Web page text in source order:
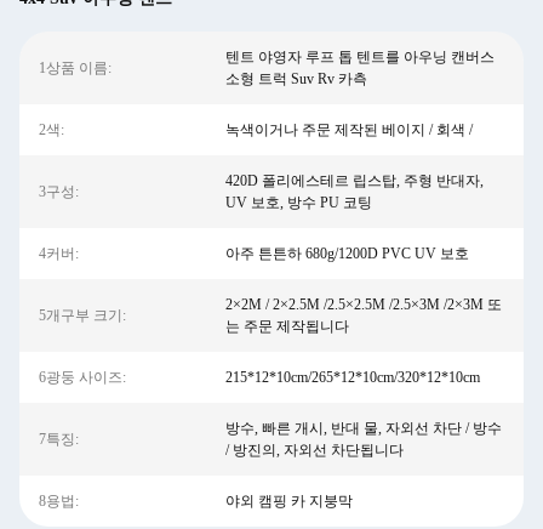
1상품 이름:
텐트 야영자 루프 톱 텐트를 아우닝 캔버스
소형 트럭 Suv Rv 카측
2색: 녹색이거나 주문 제작된 베이지 / 회색 /
3구성:
420D 폴리에스테르 립스탑, 주형 반대자,
UV 보호, 방수 PU 코팅
4커버: 아주 튼튼하 680g/1200D PVC UV 보호
5개구부 크기:
2×2M / 2×2.5M /2.5×2.5M /2.5×3M /2×3M 또
는 주문 제작됩니다
6광둥 사이즈: 215*12*10cm/265*12*10cm/320*12*10cm
7특징:
방수, 빠른 개시, 반대 물, 자외선 차단 / 방수
/ 방진의, 자외선 차단됩니다
8용법: 야외 캠핑 카 지붕막